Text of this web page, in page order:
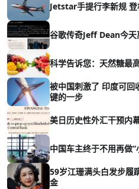
Jetstar手提行李新规
谷歌传奇Jeff Dean今
科学告诉您：天然糖最
被中国刺激了 印度可回
键的一步
美日历史性外汇干预内
中国车主终于不用再做“
59岁江珊满头白发步履
金